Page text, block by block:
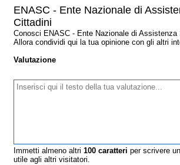
ENASC - Ente Nazionale di
Cittadini
Conosci ENASC - Ente Nazionale di
Allora condividi qui la tua opinione con gli altri
Valutazione
Immetti almeno altri100 caratteri per scrivere
utile agli altri visitatori.